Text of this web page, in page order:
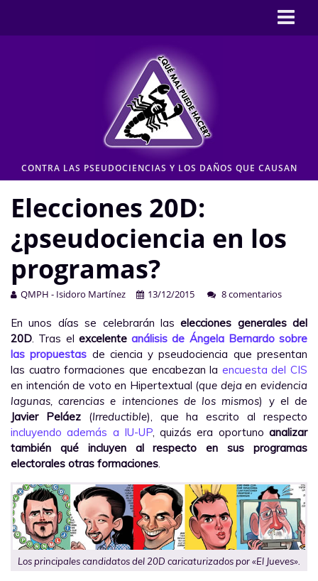
Pseudociencia en medios
Pseudociencia institucional
CONTACTO
Moderación de comentarios
Aviso legal y Política de privacidad
CONTRA LAS PSEUDOCIENCIAS Y LOS DAÑOS QUE CAUSAN
Elecciones 20D:
¿pseudociencia en los
programas?
QMPH - Isidoro Martínez 13/12/2015 8 comentarios
En unos días se celebrarán las elecciones generales del
20D. Tras el excelente análisis de Ángela Bernardo sobre
las propuestas de ciencia y pseudociencia que presentan
las cuatro formaciones que encabezan la encuesta del CIS
en intención de voto en Hipertextual (que deja en evidencia
lagunas, carencias e intenciones de los mismos) y el de
Javier Peláez(Irreductible), que ha escrito al respecto
incluyendo además a IU-UP, quizás era oportunoanalizar
también qué incluyen al respecto en sus programas
electorales otras formaciones.
Los principales candidatos del 20D caricaturizados por «El Jueves».